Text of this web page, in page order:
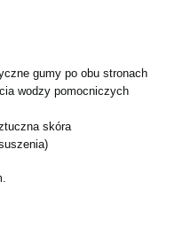
gumy po obu stronach
wodzy pomocniczych
skóra